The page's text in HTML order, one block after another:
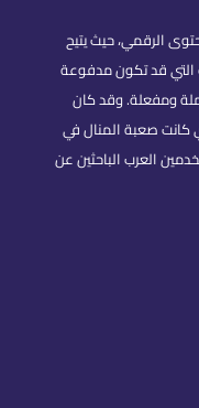
الرقمي، حيث يتيح
التي قد تكون مدفوعة
ومفعلة. وقد كان
كانت صعبة المنال في
العرب الباحثين عن